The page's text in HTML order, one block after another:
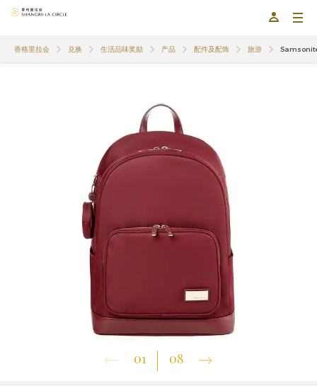
香格里拉会 兑换 生活品味奖励 产品 配件及配饰 旅游
01 08